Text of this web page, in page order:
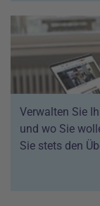
Verwalten Sie
und wo Sie
Sie stets den